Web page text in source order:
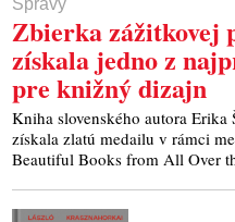
Správy
Zbierka zážitkovej
získala jedno z
pre knižný dizajn
Kniha slovenského autora
získala zlatú medailu v rámci
Beautiful Books from All Over